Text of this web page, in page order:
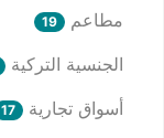
مطاعم 19
الجنسية التركية
أسواق تجارية 17